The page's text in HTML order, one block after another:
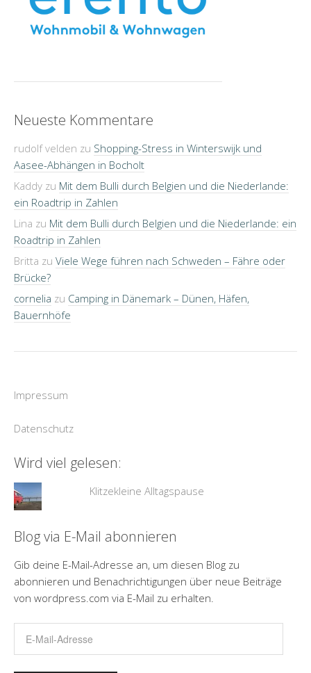
Neueste Kommentare
rudolf velden zu Shopping-Stress in Winterswijk und
Aasee-Abhängen in Bocholt
Kaddy zu Mit dem Bulli durch Belgien und die Niederlande:
ein Roadtrip in Zahlen
Lina zu Mit dem Bulli durch Belgien und die Niederlande: ein
Roadtrip in Zahlen
Britta zu Viele Wege führen nach Schweden – Fähre oder
Brücke?
cornelia zu Camping in Dänemark – Dünen, Häfen,
Bauernhöfe
Impressum
Datenschutz
Wird viel gelesen:
Klitzekleine Alltagspause
Blog via E-Mail abonnieren
Gib deine E-Mail-Adresse an, um diesen Blog zu
abonnieren und Benachrichtigungen über neue Beiträge
von wordpress.com via E-Mail zu erhalten.
Mail-